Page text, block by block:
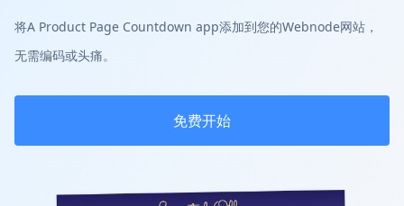
将A Product Page Countdown app添加到您的Webnode网站，
无需编码或头痛。
免费开始